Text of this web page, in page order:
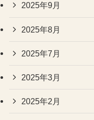
2025年9月
2025年8月
2025年7月
2025年3月
2025年2月